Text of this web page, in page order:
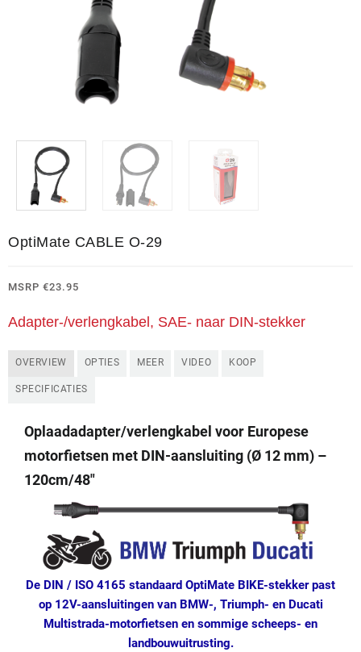
OptiMate CABLE O-29
MSRP €23.95
Adapter-/verlengkabel, SAE- naar DIN-stekker
OVERVIEW OPTIES MEER VIDEO KOOP
SPECIFICATIES
Oplaadadapter/verlengkabel voor Europese
motorfietsen met DIN-aansluiting (Ø 12 mm) –
120cm/48″
De DIN / ISO 4165 standaard OptiMate BIKE-stekker past
op 12V-aansluitingen van BMW-, Triumph- en Ducati
Multistrada-motorfietsen en sommige scheeps- en
landbouwuitrusting.